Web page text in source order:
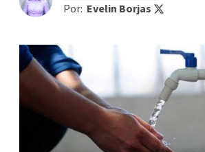
Por: Evelin Borjas